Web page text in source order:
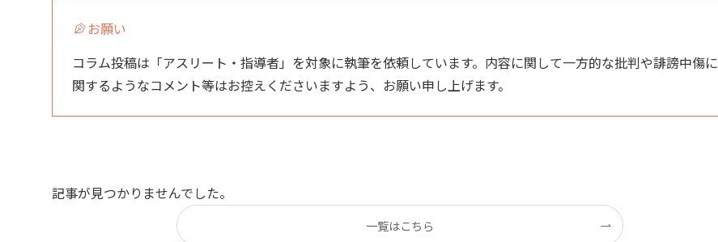
お願い
コラム投稿は「アスリート・指導者」を対象に執筆を依頼しています。内容に関して一方的な批判や誹謗中傷に
関するようなコメント等はお控えくださいますよう、お願い申し上げます。
記事が見つかりませんでした。
一覧はこちら